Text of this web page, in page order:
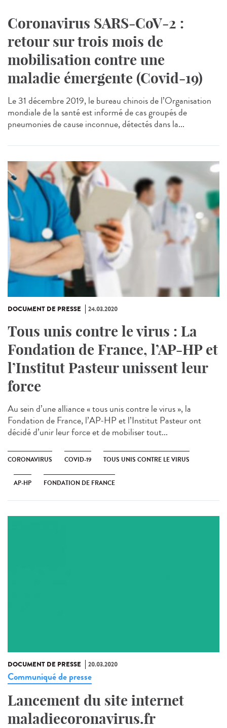
Coronavirus SARS-CoV-2 :
retour sur trois mois de
mobilisation contre une
maladie émergente (Covid-19)
Le 31 décembre 2019, le bureau chinois de l’Organisation
mondiale de la santé est informé de cas groupés de
pneumonies de cause inconnue, détectés dans la...
DOCUMENT DE PRESSE 24.03.2020
Tous unis contre le virus : La
Fondation de France, l’AP-HP et
l’Institut Pasteur unissent leur
force
Au sein d’une alliance « tous unis contre le virus », la
Fondation de France, l’AP-HP et l’Institut Pasteur ont
décidé d’unir leur force et de mobiliser tout...
CORONAVIRUS COVID-19 TOUS UNIS CONTRE LE VIRUS
AP-HP FONDATION DE FRANCE
DOCUMENT DE PRESSE 20.03.2020
Communiqué de presse
Lancement du site internet
maladiecoronavirus.fr